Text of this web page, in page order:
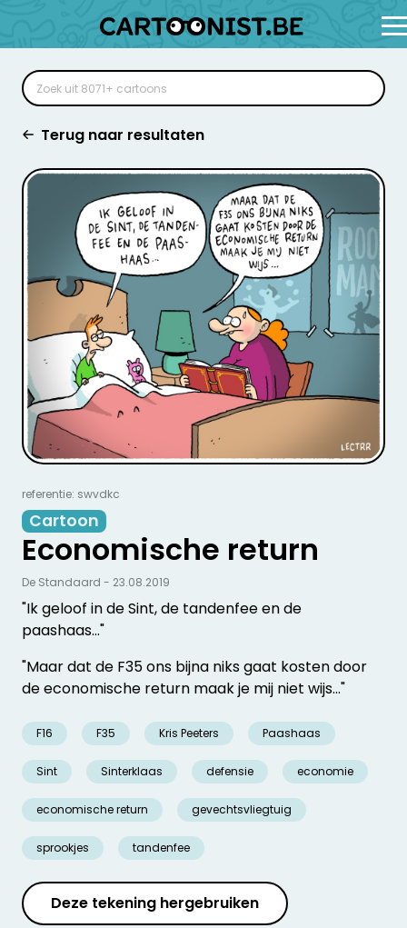
Terug naar resultaten
referentie: swvdkc
Cartoon
Economische return
"Ik geloof in de Sint, de tandenfee en de
paashaas..."
"Maar dat de F35 ons bijna niks gaat kosten door
de economische return maak je mij niet wijs..."
F16 F35 Kris Peeters Paashaas
Sint Sinterklaas defensie economie
economische return gevechtsvliegtuig
sprookjes tandenfee
De Standaard - 23.08.2019
Deze tekening hergebruiken